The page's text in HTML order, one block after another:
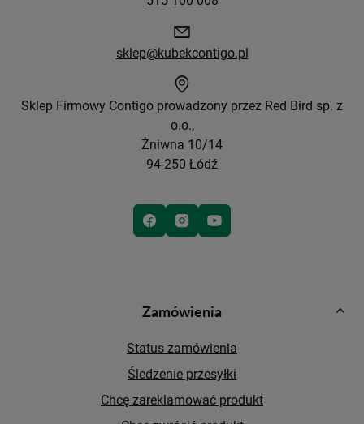
Zamówienia
Status zamówienia
Śledzenie przesyłki
Chcę zareklamować produkt
sklep@kubekcontigo.pl
Sklep Firmowy Contigo prowadzony przez Red Bird sp. z
o.o.,
Żniwna 10/14
94-250 Łódź